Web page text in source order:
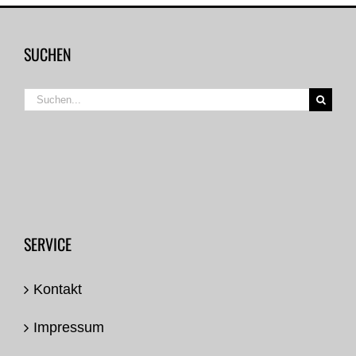
SUCHEN
Suche
nach:
SERVICE
Kontakt
Impressum